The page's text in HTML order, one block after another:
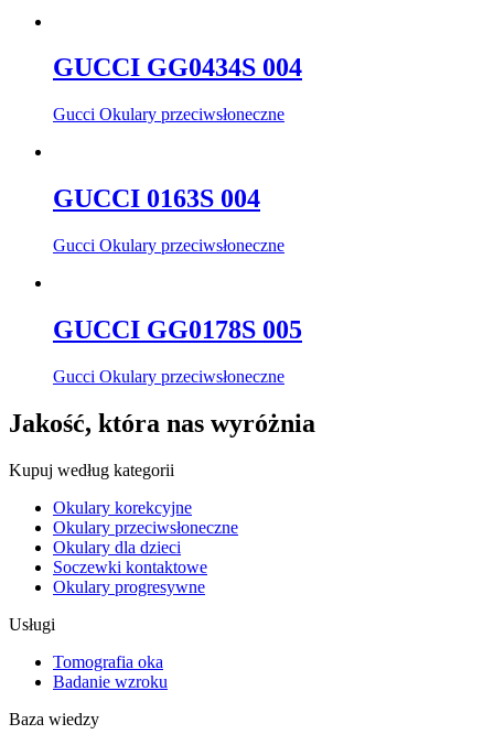
GUCCI GG0434S 004
Gucci Okulary przeciwsłoneczne
GUCCI 0163S 004
Gucci Okulary przeciwsłoneczne
GUCCI GG0178S 005
Gucci Okulary przeciwsłoneczne
Jakość, która nas wyróżnia
Kupuj według kategorii
Okulary korekcyjne
Okulary przeciwsłoneczne
Okulary dla dzieci
Soczewki kontaktowe
Okulary progresywne
Usługi
Tomografia oka
Badanie wzroku
Baza wiedzy